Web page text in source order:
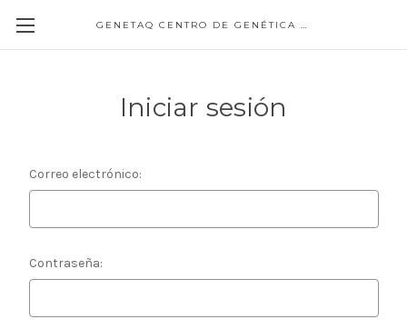
GENETAQ CENTRO DE GENÉTICA MOLECULAR
Iniciar sesión
Correo electrónico:
Contraseña: